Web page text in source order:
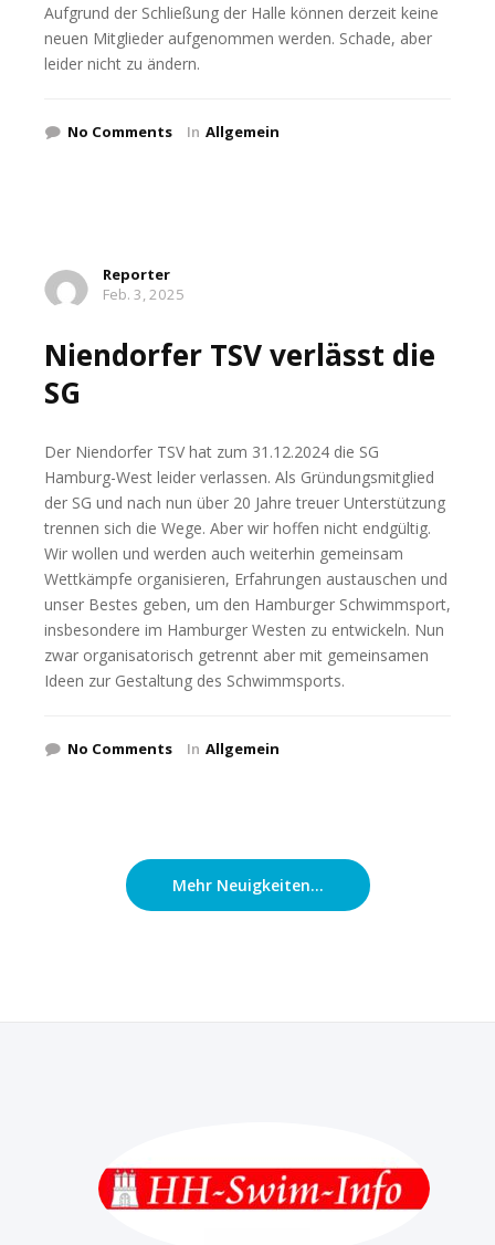
Aufgrund der Schließung der Halle können derzeit keine
neuen Mitglieder aufgenommen werden. Schade, aber
leider nicht zu ändern.
No Comments In Allgemein
Reporter
Feb. 3, 2025
Niendorfer TSV verlässt die
SG
Der Niendorfer TSV hat zum 31.12.2024 die SG
Hamburg-West leider verlassen. Als Gründungsmitglied
der SG und nach nun über 20 Jahre treuer Unterstützung
trennen sich die Wege. Aber wir hoffen nicht endgültig.
Wir wollen und werden auch weiterhin gemeinsam
Wettkämpfe organisieren, Erfahrungen austauschen und
unser Bestes geben, um den Hamburger Schwimmsport,
insbesondere im Hamburger Westen zu entwickeln. Nun
zwar organisatorisch getrennt aber mit gemeinsamen
Ideen zur Gestaltung des Schwimmsports.
No Comments In Allgemein
Mehr Neuigkeiten...